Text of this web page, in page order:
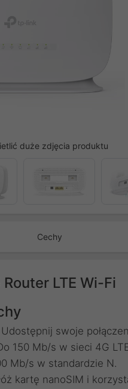
duże zdjęcia produktu
Cechy
LTE Wi-Fi
Udostępnij swoje
150 Mb/s w sieci 4G
Mb/s w standardzie N.
kartę nanoSIM i